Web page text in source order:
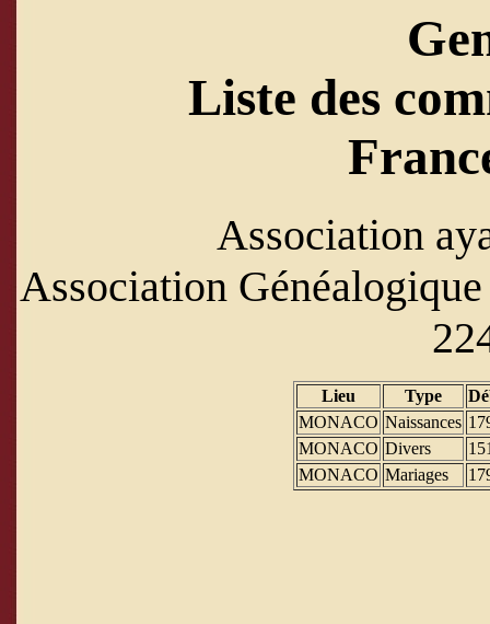
Liste des
Association
Association
Lieu Type
MONACO Naissances
MONACO Divers
MONACO Mariages